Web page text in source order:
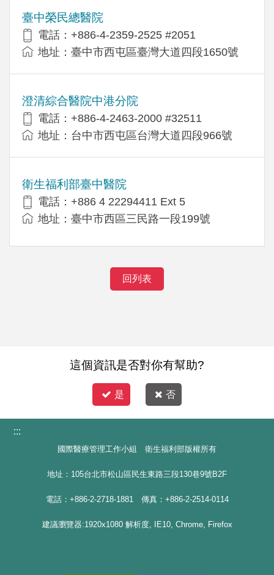
臺中榮民總醫院
電話：+886-4-2359-2525 #2051
地址：臺中市西屯區臺灣大道四段1650號
澄清綜合醫院中港分院
電話：+886-4-2463-2000 #32511
地址：台中市西屯區台灣大道四段966號
衛生福利部臺中醫院
電話：+886 4 22294411 Ext 5
地址：臺中市西區三民路一段199號
回列表
這個資訊是否對你有幫助?
是 否
:::
國際醫療管理工作小組 衛生福利部版權所有
地址：105台北市松山區民生東路三段130巷9號B2F
電話：+886-2-2718-1881 傳真：+886-2-2514-0114
建議瀏覽器:1920x1080 解析度, IE10, Chrome, Firefox